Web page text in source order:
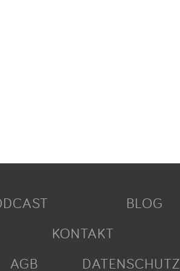
BLOG
KONTAKT
AGB
DATENSCHUTZ